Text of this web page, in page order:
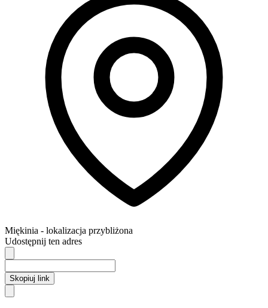
Miękinia - lokalizacja przybliżona
Udostępnij ten adres
Skopiuj link